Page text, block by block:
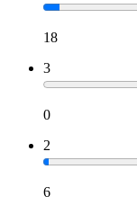
18
3
0
2
6